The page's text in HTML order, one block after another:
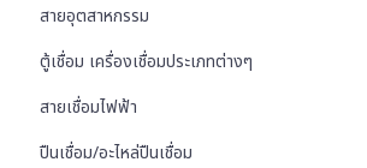
สายอุตสาหกรรม
ตู้เชื่อม เครื่องเชื่อมประเภทต่างๆ
สายเชื่อมไฟฟ้า
ปืนเชื่อม/อะไหล่ปืนเชื่อม